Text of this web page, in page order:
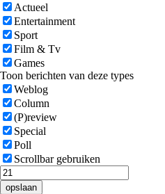
Actueel
Entertainment
Sport
Film & Tv
Games
Toon berichten van deze types
Weblog
Column
(P)review
Special
Poll
Scrollbar gebruiken
opslaan